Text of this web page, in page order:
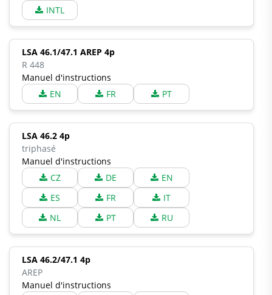
INTL
LSA 46.1/47.1 AREP 4p
R 448
Manuel d'instructions
EN
FR PT
LSA 46.2 4p
triphasé
Manuel d'instructions
CZ
DE
EN
ES
FR
IT
NL
PT RU
LSA 46.2/47.1 4p
AREP
Manuel d'instructions